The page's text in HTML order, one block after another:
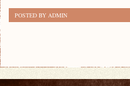
PRZEPISY
I
POSTED BY ADMIN